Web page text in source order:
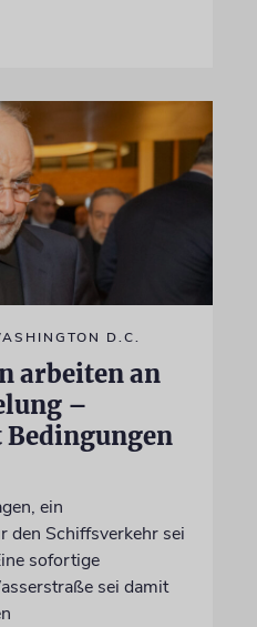
D.C.
arbeiten an
–
ein
den Schiffsverkehr sei
sofortige
sei damit